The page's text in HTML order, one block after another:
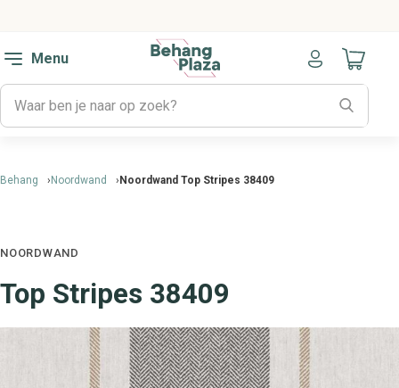
Menu
Naar
Behang Noordwand Noordwand Top Stripes 38409
NOORDWAND
Top Stripes 38409